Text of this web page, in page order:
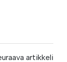
artikkeli